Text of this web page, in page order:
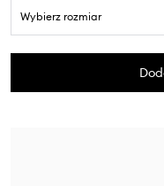
Wybierz rozmiar